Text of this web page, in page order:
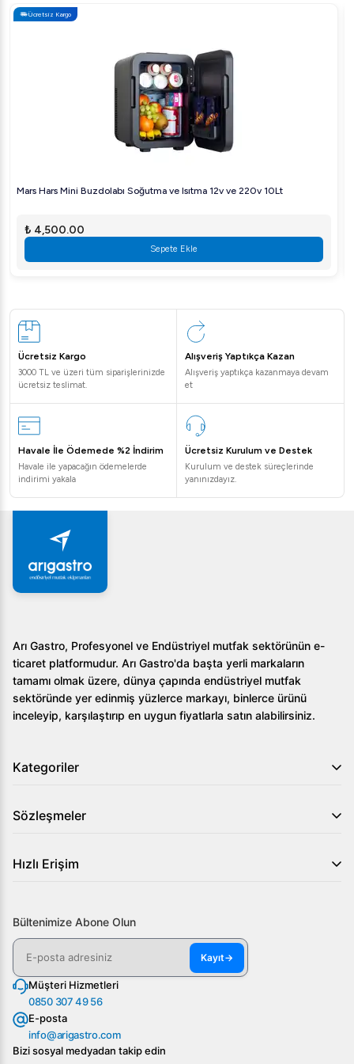
Filtre Kahve Makinesi.
işletmeye uygun olan bu makineyi hemen sipariş edin ve
üstün kahve deneyimini yaşayın!
Ücretsiz Kargo
Mars Hars Mini Buzdolabı Soğutma ve Isıtma 12v ve 220v 10Lt
₺ 4,500.00
Sepete Ekle
Ücretsiz Kargo
3000 TL ve üzeri tüm siparişlerinizde
ücretsiz teslimat.
Alışveriş Yaptıkça Kazan
Alışveriş yaptıkça kazanmaya devam
et
Havale İle Ödemede %2 İndirim
Havale ile yapacağın ödemelerde
indirimi yakala
Ücretsiz Kurulum ve Destek
Kurulum ve destek süreçlerinde
yanınızdayız.
Arı Gastro, Profesyonel ve Endüstriyel mutfak sektörünün e-
ticaret platformudur. Arı Gastro'da başta yerli markaların
tamamı olmak üzere, dünya çapında endüstriyel mutfak
sektöründe yer edinmiş yüzlerce markayı, binlerce ürünü
inceleyip, karşılaştırıp en uygun fiyatlarla satın alabilirsiniz.
Kategoriler
Sözleşmeler
Hızlı Erişim
Bültenimize Abone Olun
Kayıt→
Müşteri Hizmetleri
0850 307 49 56
E-posta
info@arigastro.com
Bizi sosyal medyadan takip edin